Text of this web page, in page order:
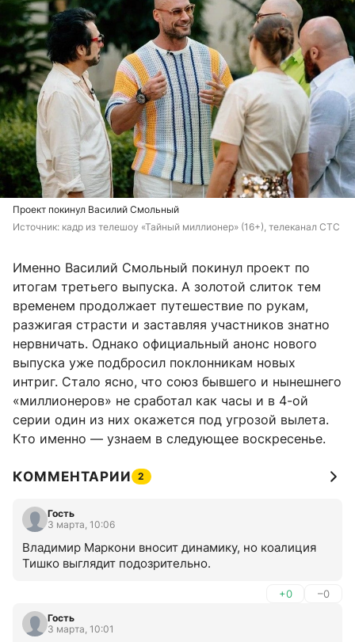
Проект покинул Василий Смольный
Источник: кадр из телешоу «Тайный миллионер» (16+), телеканал СТС
Именно Василий Смольный покинул проект по
итогам третьего выпуска. А золотой слиток тем
временем продолжает путешествие по рукам,
разжигая страсти и заставляя участников знатно
нервничать. Однако официальный анонс нового
выпуска уже подбросил поклонникам новых
интриг. Стало ясно, что союз бывшего и нынешнего
«миллионеров» не сработал как часы и в 4-ой
серии один из них окажется под угрозой вылета.
Кто именно — узнаем в следующее воскресенье.
КОММЕНТАРИИ 2
Гость
3 марта, 10:06
Владимир Маркони вносит динамику, но коалиция
Тишко выглядит подозрительно.
+0 –0
Гость
3 марта, 10:01